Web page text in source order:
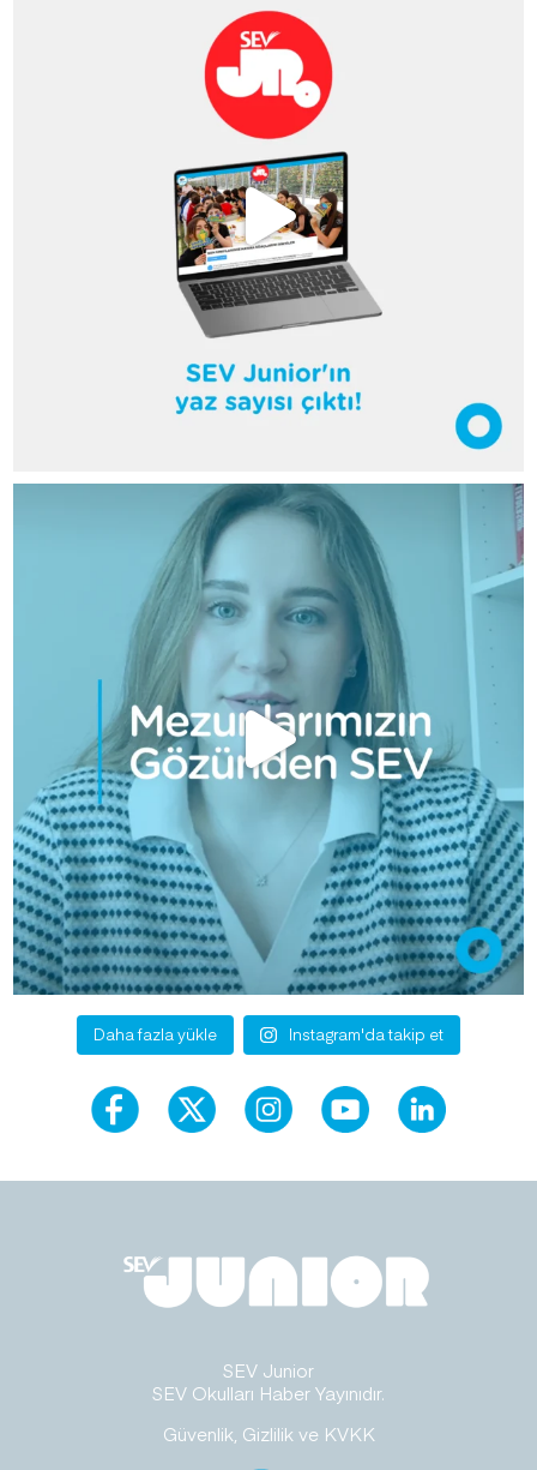
Daha fazla yükle Instagram'da takip et
SEV Junior
SEV Okulları Haber Yayınıdır.
Güvenlik, Gizlilik ve KVKK